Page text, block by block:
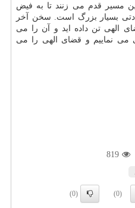
مسیر قدم می زنند تا به فیض
بسیار بزرگ است. سخن آخر
الهی تن داده اید و آن را می
می نماییم و قضای الهی را می
819
(0)
(0)